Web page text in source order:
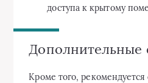
доступа к крытому
Дополнительные
Кроме того, рекомендуется